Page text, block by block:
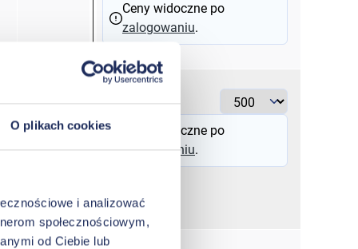
O plikach cookies
i analizować
społecznościowym,
od Ciebie lub
Ceny widoczne po
zalogowaniu.
0,50 K
Ceny widoczne po
zalogowaniu.